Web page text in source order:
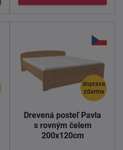
doprava
zdarma
Drevená posteľ Pavla
s rovným čelem
200x120cm